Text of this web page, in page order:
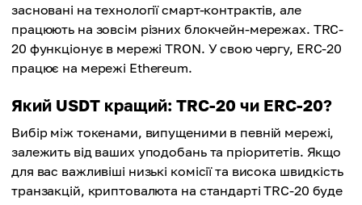
засновані на технології смарт-контрактів, але
працюють на зовсім різних блокчейн-мережах. TRC-
20 функціонує в мережі TRON. У свою чергу, ERC-20
працює на мережі Ethereum.
Який USDT кращий: TRC-20 чи ERC-20?
Вибір між токенами, випущеними в певній мережі,
залежить від ваших уподобань та пріоритетів. Якщо
для вас важливіші низькі комісії та висока швидкість
транзакцій, криптовалюта на стандарті TRC-20 буде